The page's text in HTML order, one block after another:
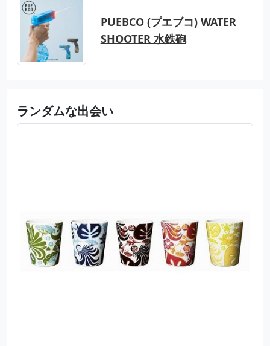
PUEBCO (プエブコ) WATER
SHOOTER 水鉄砲
ランダムな出会い